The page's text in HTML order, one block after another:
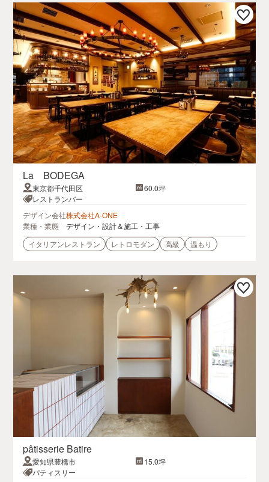
La BODEGA
東京都千代田区
60.0坪
レストランバー
デザイン会社株式会社A-ONE
業種・業態
デザイン・設計＆施工・工事
イタリアンレストラン
レトロモダン 高級 温もり
pâtisserie Batire
愛知県豊橋市
15.0坪
パティスリー